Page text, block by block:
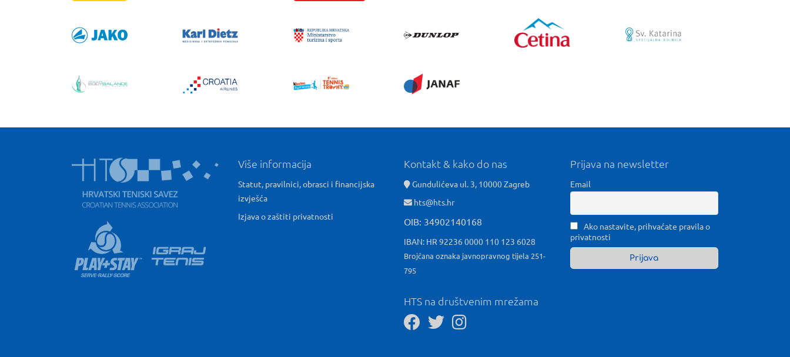
Više informacija
Statut, pravilnici, obrasci i financijska
izvješća
Izjava o zaštiti privatnosti
Kontakt & kako do nas
Gundulićeva ul. 3, 10000 Zagreb
hts@hts.hr
OIB: 34902140168
IBAN: HR 92236 0000 110 123 6028
Brojčana oznaka javnopravnog tijela 251-
795
HTS na društvenim mrežama
Prijava na newsletter
Email
Ako nastavite, prihvaćate pravila o
privatnosti